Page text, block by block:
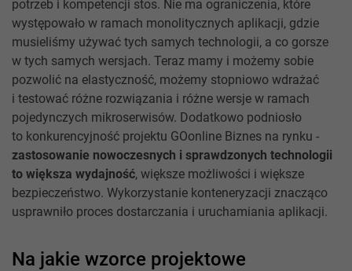
potrzeb i kompetencji stos. Nie ma ograniczenia, które
występowało w ramach monolitycznych aplikacji, gdzie
musieliśmy używać tych samych technologii, a co gorsze
w tych samych wersjach. Teraz mamy i możemy sobie
pozwolić na elastyczność, możemy stopniowo wdrażać
i testować różne rozwiązania i różne wersje w ramach
pojedynczych mikroserwisów. Dodatkowo podniosło
to konkurencyjność projektu GOonline Biznes na rynku -
zastosowanie nowoczesnych i sprawdzonych technologii
to większa wydajność, większe możliwości i większe
bezpieczeństwo. Wykorzystanie konteneryzacji znacząco
usprawniło proces dostarczania i uruchamiania aplikacji.
Na jakie wzorce projektowe